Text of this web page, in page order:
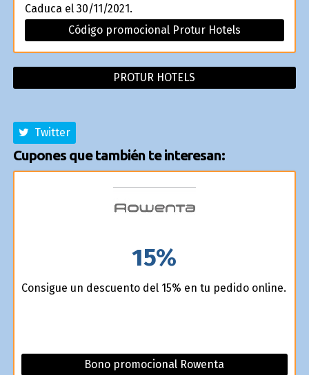
Caduca el 30/11/2021.
Código promocional Protur Hotels
PROTUR HOTELS
Twitter
Cupones que también te interesan:
15%
Consigue un descuento del 15% en tu pedido online.
Bono promocional Rowenta